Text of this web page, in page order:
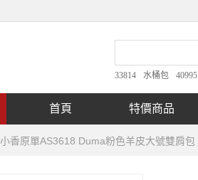
33814 水桶包 40995
首頁 特價商品
小香原單AS3618 Duma粉色羊皮大號雙肩包